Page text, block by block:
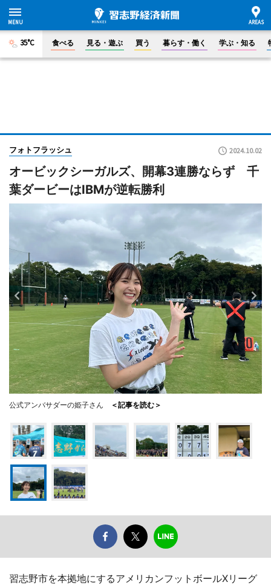
35°C 食べる 見る・遊ぶ 買う 暮らす・働く 学ぶ・知る
フォトフラッシュ 2024.10.02
オービックシーガルズ、開幕3連勝ならず 千
葉ダービーはIBMが逆転勝利
公式アンバサダーの姫子さん ＜記事を読む＞
習志野市を本拠地にするアメリカンフットボールXリーグ